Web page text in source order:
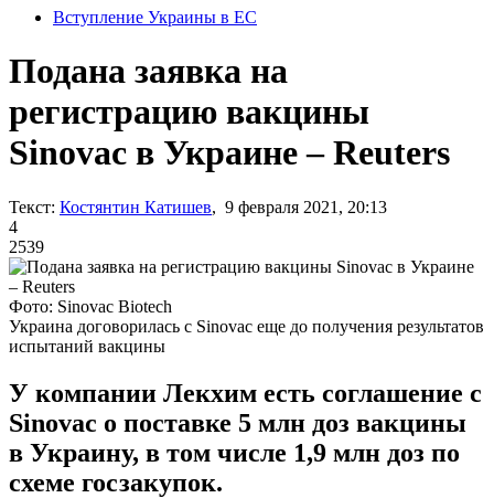
Вступление Украины в ЕС
Подана заявка на
регистрацию вакцины
Sinovac в Украине – Reuters
Текст: Костянтин Катишев, 9 февраля 2021, 20:13
4
2539
Фото: Sinovac Biotech
Украина договорилась с Sinovac еще до получения результатов
испытаний вакцины
У компании Лекхим есть соглашение с
Sinovac о поставке 5 млн доз вакцины
в Украину, в том числе 1,9 млн доз по
схеме госзакупок.